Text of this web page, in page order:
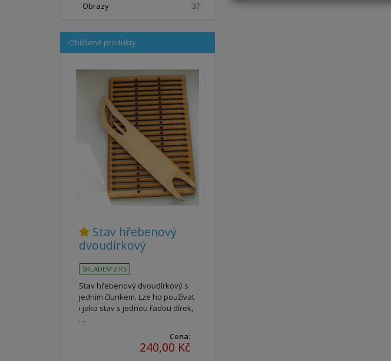
Obrazy 37
Oblíbené produkty
Stav hřebenový
dvoudírkový
SKLADEM 2 KS
Stav hřebenový dvoudírkový s
jedním člunkem. Lze ho používat
i jako stav s jednou řadou dírek,
…
Cena:
240,00 Kč